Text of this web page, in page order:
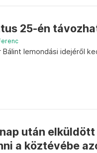
25-én
Bálint lemondási idejéről
után
a köztévébe